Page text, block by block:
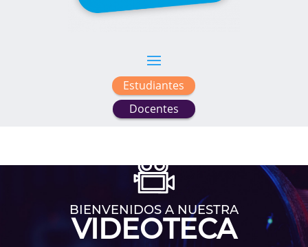
Estudiantes
Docentes
BIENVENIDOS A NUESTRA
VIDEOTECA